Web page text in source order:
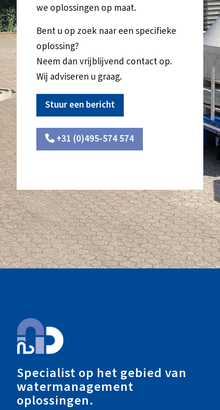
we oplossingen op maat.
Bent u op zoek naar een specifieke
oplossing?
Neem dan vrijblijvend contact op.
Wij adviseren u graag.
Stuur een bericht
+31 (0)495-574 574
Specialist op het gebied van
watermanagement
oplossingen.